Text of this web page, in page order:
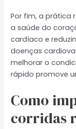
Por fim, a prática
a saúde do
cardíaco e
doenças
melhorar o
rápido promove
Como
corridas